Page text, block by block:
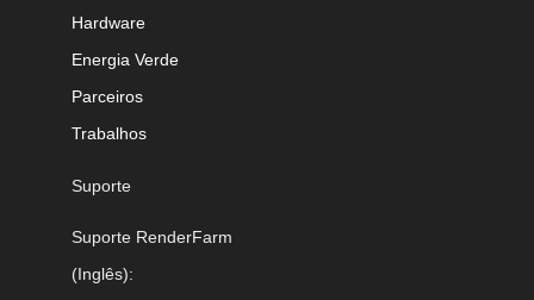
Hardware
Energia Verde
Parceiros
Trabalhos
Suporte
Suporte RenderFarm
(Inglês):